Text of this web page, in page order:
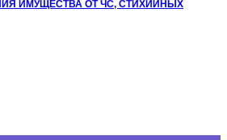
ИМУЩЕСТВА ОТ ЧС, СТИХИЙНЫХ